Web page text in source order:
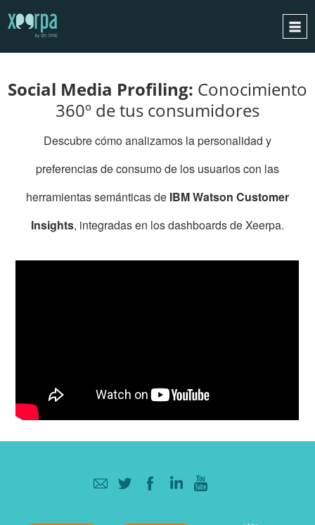
¿CÓMO FUNCIONA?
INTEGRACIONES
CASOS DE ÉXITO
RGPD
ESPAÑOL
VEA
Social Media Profiling: Conocimiento
360º de tus consumidores
Descubre cómo analizamos la personalidad y
preferencias de consumo de los usuarios con las
herramientas semánticas de IBM Watson Customer
Insights, integradas en los dashboards de Xeerpa.